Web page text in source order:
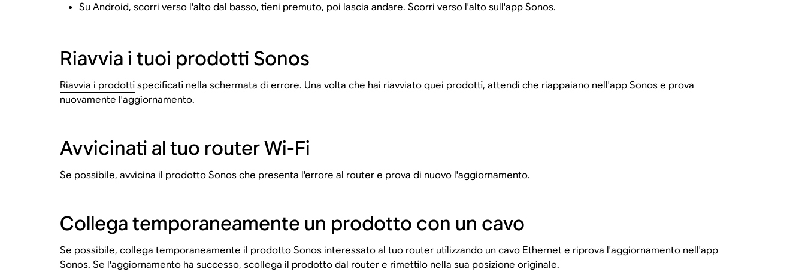
Su Android, scorri verso l'alto dal basso, tieni premuto, poi lascia andare. Scorri verso l'alto sull'app Sonos.
Riavvia i tuoi prodotti Sonos
Riavvia i prodottispecificati nella schermata di errore. Una volta che hai riavviato quei prodotti, attendi che riappaiano nell'app Sonos e prova
nuovamente l'aggiornamento.
Avvicinati al tuo router Wi-Fi
Se possibile, avvicina il prodotto Sonos che presenta l'errore al router e prova di nuovo l'aggiornamento.
Collega temporaneamente un prodotto con un cavo
Se possibile, collega temporaneamente il prodotto Sonos interessato al tuo router utilizzando un cavo Ethernet e riprova l'aggiornamento nell'app
Sonos. Se l'aggiornamento ha successo, scollega il prodotto dal router e rimettilo nella sua posizione originale.